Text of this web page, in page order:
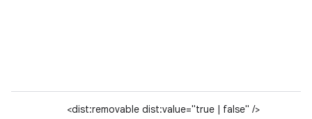
<dist:removable dist:value="true | false" />